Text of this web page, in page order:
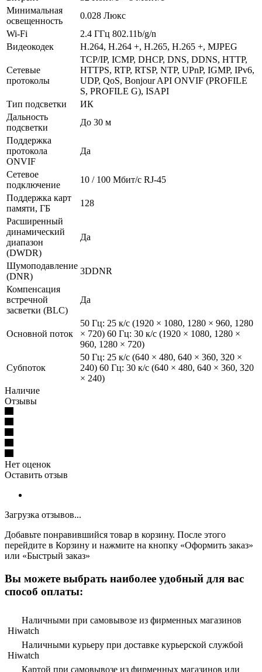
Минимальная
освещенность
0.028 Люкс
Wi-Fi
2.4 ГГц 802.11b/g/n
Видеокодек
H.264, H.264 +, H.265, H.265 +, MJPEG
Сетевые
протоколы
TCP/IP, ICMP, DHCP, DNS, DDNS, HTTP,
HTTPS, RTP, RTSP, NTP, UPnP, IGMP, IPv6,
UDP, QoS, Bonjour API ONVIF (PROFILE
S, PROFILE G), ISAPI
Тип подсветки
ИК
Дальность
подсветки
До 30 м
Поддержка
протокола
ONVIF
Да
Сетевое
подключение
10 / 100 Mбит/с RJ-45
Поддержка карт
памяти, ГБ
128
Расширенный
динамический
диапазон
(DWDR)
Да
Шумоподавление
(DNR)
3DDNR
Компенсация
встречной
засветки (BLC)
Да
Основной поток
50 Гц: 25 к/с (1920 × 1080, 1280 × 960, 1280
× 720) 60 Гц: 30 к/с (1920 × 1080, 1280 ×
960, 1280 × 720)
Субпоток
50 Гц: 25 к/с (640 × 480, 640 × 360, 320 ×
240) 60 Гц: 30 к/с (640 × 480, 640 × 360, 320
× 240)
Наличие
Отзывы
Нет оценок
Оставить отзыв
Загрузка отзывов...
Добавьте понравившийся товар в корзину. После этого
перейдите в Корзину и нажмите на кнопку «Оформить заказ»
или «Быстрый заказ»
Вы можете выбрать наиболее удобный для вас
способ оплаты:
Наличными при самовывозе из фирменных магазинов
Hiwatch
Наличными курьеру при доставке курьерской службой
Hiwatch
Картой при самовывозе из фирменных магазинов или